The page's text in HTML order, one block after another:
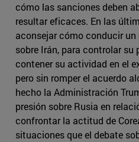
cómo las sanciones deben
resultar eficaces. En las
aconsejar cómo conducir
sobre Irán, para controlar su
contener su actividad en el
pero sin romper el acuerdo
hecho la Administración
presión sobre Rusia en
confrontar la actitud de
situaciones que el debate